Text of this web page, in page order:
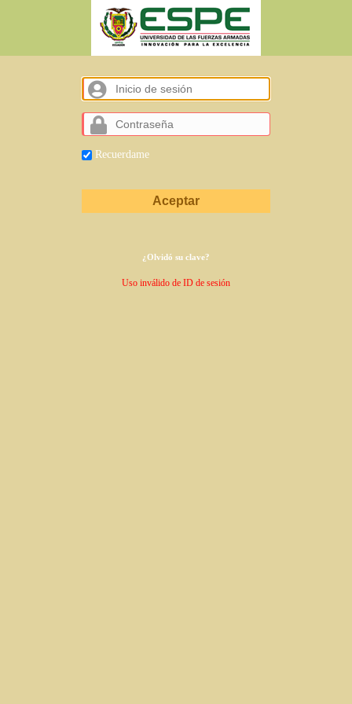
Inicio
de
Contraseña
Recuerdame
¿Olvidó su clave?
Uso inválido de ID de sesión